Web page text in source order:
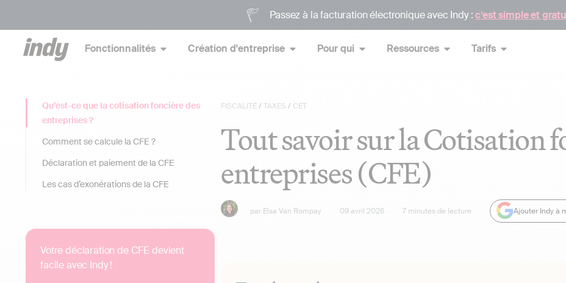
Passez à la facturation électronique avec Indy :c’est simple et
Fonctionnalités Création d'entreprise Pour qui Ressources Tarifs
FISCALITÉ/ TAXES / CET
Tout savoir sur la Cotisation
entreprises (CFE)
par Elsa Van Rompay 09 avril 2026 7 minutes de lecture Ajouter Indy à
Qu’est-ce que la cotisation foncière des
entreprises ?
Comment se calcule la CFE ?
Déclaration et paiement de la CFE
Les cas d’exonérations de la CFE
Votre déclaration de CFE devient
facile avec Indy !